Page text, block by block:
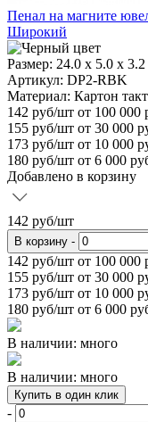
Пенал на магните
Широкий
Размер: 24.0 х 5.0 х 3.2
Артикул: DP2-RBK
Материал: Картон
142 руб/шт от 100 000
155 руб/шт от 30 000
173 руб/шт от 10 000
180 руб/шт от 6 000
Добавлено в корзину
142 руб/шт
В корзину -
142 руб/шт от 100 000
155 руб/шт от 30 000
173 руб/шт от 10 000
180 руб/шт от 6 000
В наличии: много
В наличии: много
Купить в один клик
-